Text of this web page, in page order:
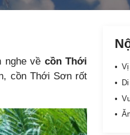
nghe về cồn Thới
cồn Thới Sơn rốt